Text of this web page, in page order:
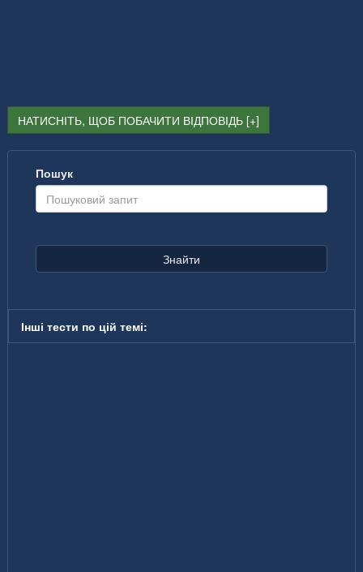
НАТИСНІТЬ, ЩОБ ПОБАЧИТИ ВІДПОВІДЬ
Пошук
Знайти
Інші тести по цій темі: